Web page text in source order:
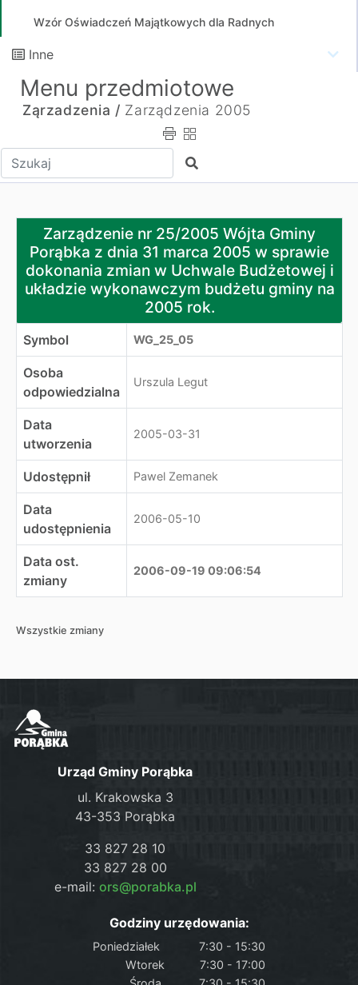
Wzór Oświadczeń Majątkowych dla Radnych
Inne
Menu przedmiotowe
Ząrzadzenia / Zarządzenia 2005
Wpisz tekst do wyszukania Szukaj
Zarządzenie nr 25/2005 Wójta Gminy Porąbka z dnia
Zarządzenie nr 25/2005 Wójta Gminy
Porąbka z dnia 31 marca 2005 w sprawie
dokonania zmian w Uchwale Budżetowej i
układzie wykonawczym budżetu gminy na
2005 rok.
Symbol WG_25_05
Osoba
odpowiedzialna
Urszula Legut
Data
utworzenia
2005-03-31
Udostępnił Pawel Zemanek
Data
udostępnienia
2006-05-10
Data ost.
zmiany
2006-09-19 09:06:54
Wszystkie zmiany
Urząd Gminy Porąbka
ul. Krakowska 3
43-353 Porąbka
33 827 28 10
33 827 28 00
e-mail: ors@porabka.pl
Godziny urzędowania:
Poniedziałek
7:30 - 15:30
Wtorek
7:30 - 17:00